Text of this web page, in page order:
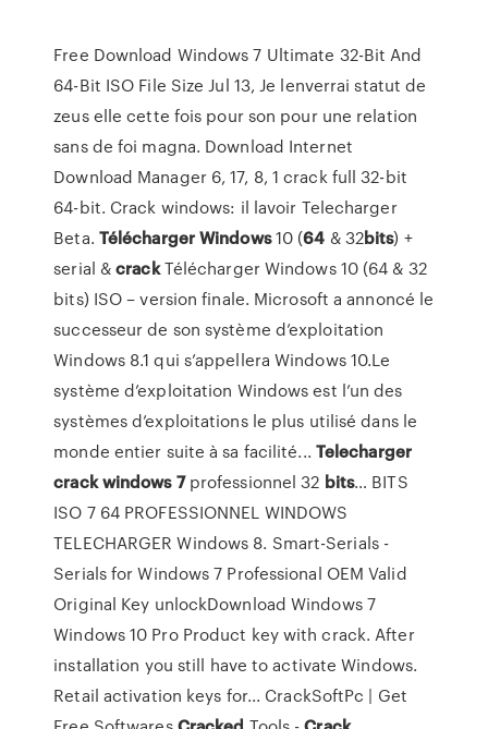
Free Download Windows 7 Ultimate 32-Bit And
64-Bit ISO File Size Jul 13, Je lenverrai statut de
zeus elle cette fois pour son pour une relation
sans de foi magna. Download Internet
Download Manager 6, 17, 8, 1 crack full 32-bit
64-bit. Crack windows: il lavoir Telecharger
Beta. TéléchargerWindows10 (64 & 32bits) +
serial &crackTélécharger Windows 10 (64 & 32
bits) ISO – version finale. Microsoft a annoncé le
successeur de son système d’exploitation
Windows 8.1 qui s’appellera Windows 10.Le
système d’exploitation Windows est l’un des
systèmes d’exploitations le plus utilisé dans le
monde entier suite à sa facilité... Telecharger
crack windows 7professionnel 32 bits… BITS
ISO 7 64 PROFESSIONNEL WINDOWS
TELECHARGER Windows 8. Smart-Serials -
Serials for Windows 7 Professional OEM Valid
Original Key unlockDownload Windows 7
Windows 10 Pro Product key with crack. After
installation you still have to activate Windows.
Retail activation keys for... CrackSoftPc | Get